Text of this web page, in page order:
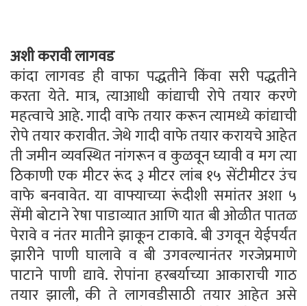
अशी करावी लागवड
कांदा लागवड ही वाफा पद्धतीने किंवा सरी पद्धतीने
करता येते. मात्र, त्याआधी कांद्याची रोपे तयार करणे
महत्वाचे आहे. गादी वाफे तयार करून त्यामध्ये कांद्याची
रोपे तयार करावीत. जेथे गादी वाफे तयार करायचे आहेत
ती जमीन व्यवस्थित नांगरून व कुळवून घ्यावी व मग त्या
ठिकाणी एक मीटर रूंद ३ मीटर लांब १५ सेंटीमीटर उंच
वाफे बनवावेत. या वाफ्याच्या रूंदीशी समांतर अशा ५
सेंमी बोटाने रेषा पाडाव्‍यात आणि यात बी ओळीत पातळ
पेरावे व नंतर मातीने झाकून टाकावे. बी उगवून येईपर्यंत
झारीने पाणी घालावे व बी उगवल्‍यानंतर गरजेप्रमाणे
पाटाने पाणी द्यावे. रोपांना हरबर्याच्या आकाराची गाठ
तयार झाली, की ते लागवडीसाठी तयार आहेत असे